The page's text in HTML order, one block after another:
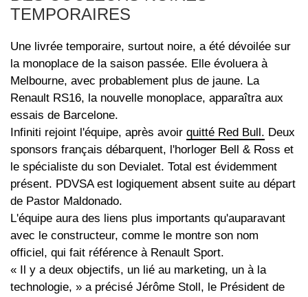
TEMPORAIRES
Une livrée temporaire, surtout noire, a été dévoilée sur
la monoplace de la saison passée. Elle évoluera à
Melbourne, avec probablement plus de jaune. La
Renault RS16, la nouvelle monoplace, apparaîtra aux
essais de Barcelone.
Infiniti rejoint l'équipe, après avoir quitté Red Bull. Deux
sponsors français débarquent, l'horloger Bell & Ross et
le spécialiste du son Devialet. Total est évidemment
présent. PDVSA est logiquement absent suite au départ
de Pastor Maldonado.
L'équipe aura des liens plus importants qu'auparavant
avec le constructeur, comme le montre son nom
officiel, qui fait référence à Renault Sport.
« Il y a deux objectifs, un lié au marketing, un à la
technologie, » a précisé Jérôme Stoll, le Président de